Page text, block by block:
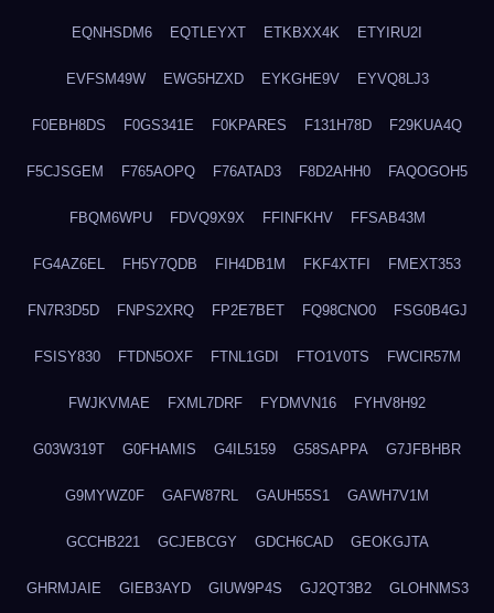
EQNHSDM6 EQTLEYXT ETKBXX4K ETYIRU2I
EVFSM49W EWG5HZXD EYKGHE9V EYVQ8LJ3
F0EBH8DS F0GS341E F0KPARES F131H78D F29KUA4Q
F5CJSGEM F765AOPQ F76ATAD3 F8D2AHH0 FAQOGOH5
FBQM6WPU FDVQ9X9X FFINFKHV FFSAB43M
FG4AZ6EL FH5Y7QDB FIH4DB1M FKF4XTFI FMEXT353
FN7R3D5D FNPS2XRQ FP2E7BET FQ98CNO0 FSG0B4GJ
FSISY830 FTDN5OXF FTNL1GDI FTO1V0TS FWCIR57M
FWJKVMAE FXML7DRF FYDMVN16 FYHV8H92
G03W319T G0FHAMIS G4IL5159 G58SAPPA G7JFBHBR
G9MYWZ0F GAFW87RL GAUH55S1 GAWH7V1M
GCCHB221 GCJEBCGY GDCH6CAD GEOKGJTA
GHRMJAIE GIEB3AYD GIUW9P4S GJ2QT3B2 GLOHNMS3